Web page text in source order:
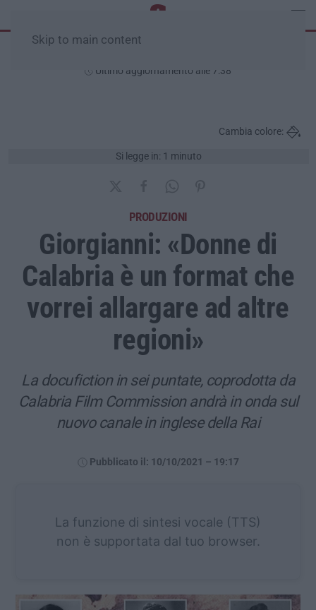
Skip to main content
Ultimo aggiornamento alle 7:38
Si legge in: 1 minuto
Cambia colore:
PRODUZIONI
Giorgianni: «Donne di
Calabria è un format che
vorrei allargare ad altre
regioni»
La docufiction in sei puntate, coprodotta da
Calabria Film Commission andrà in onda sul
nuovo canale in inglese della Rai
Pubblicato il: 10/10/2021 – 19:17
La funzione di sintesi vocale (TTS)
non è supportata dal tuo browser.